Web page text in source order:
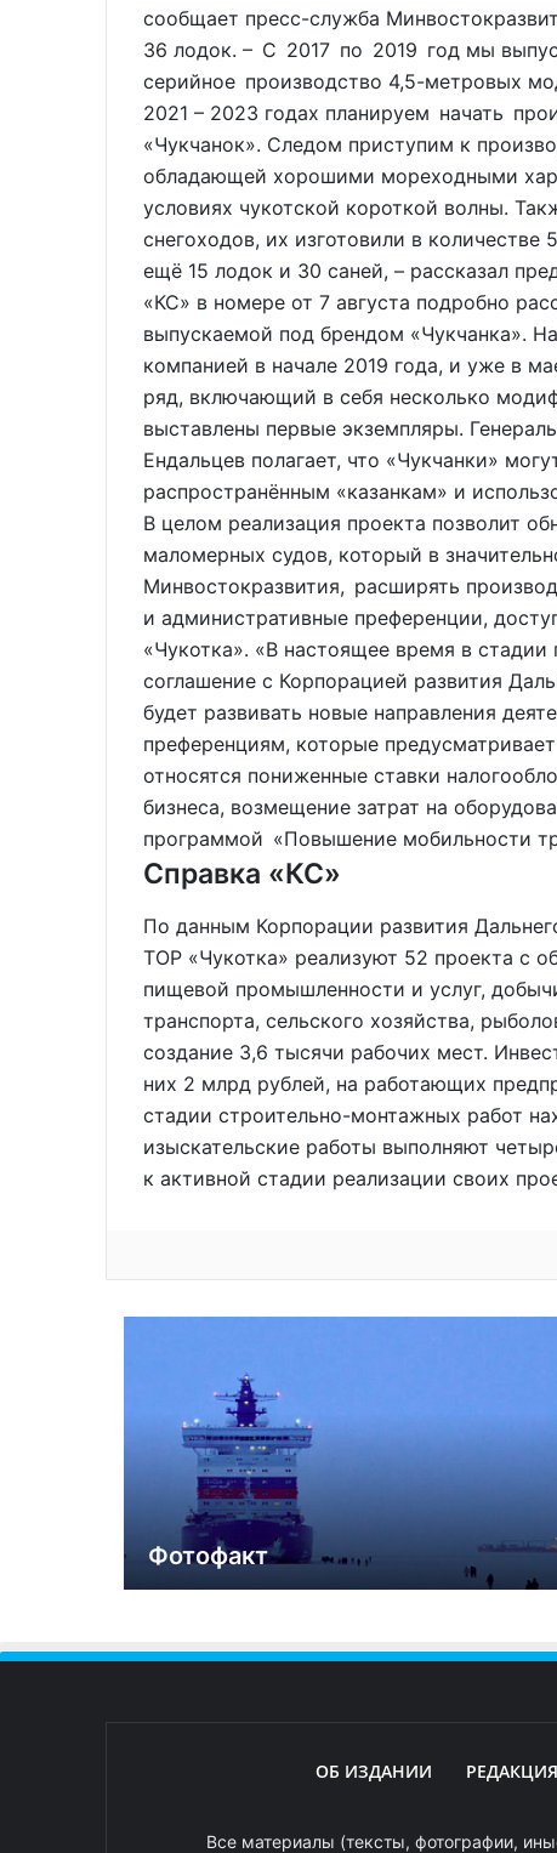
сообщает пресс-служба
36 лодок. – С 2017 по 2019 год мы
серийное производство 4,5-метровых
2021 – 2023 годах планируем начать
«Чукчанок». Следом приступим к
обладающей хорошими мореходными
условиях чукотской короткой волны.
снегоходов, их изготовили в
ещё 15 лодок и 30 саней, – рассказал
«КС» в номере от 7 августа подробно
выпускаемой под брендом «Чукчанка».
компанией в начале 2019 года, и уже в
ряд, включающий в себя несколько
выставлены первые экземпляры.
Ендальцев полагает, что «Чукчанки»
распространённым «казанкам» и
В целом реализация проекта позволит
маломерных судов, который в
Минвостокразвития, расширять
и административные преференции,
«Чукотка». «В настоящее время в
соглашение с Корпорацией развития
будет развивать новые направления
преференциям, которые
относятся пониженные ставки
бизнеса, возмещение затрат на
программой «Повышение мобильности
Справка «КС»
По данным Корпорации развития
ТОР «Чукотка» реализуют 52 проекта с
пищевой промышленности и услуг,
транспорта, сельского хозяйства,
создание 3,6 тысячи рабочих мест.
них 2 млрд рублей, на работающих
стадии строительно-монтажных работ
изыскательские работы выполняют
к активной стадии реализации своих
Фотофакт
ОБ ИЗДАНИИ РЕДАКЦИЯ
Все материалы (тексты, фотографии,